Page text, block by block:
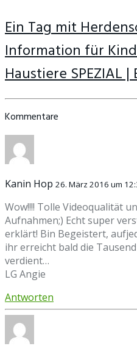
Ein Tag mit
Information für
Haustiere SPEZIAL |
Kommentare
Kanin Hop 26. März 2016 um
Wow!!!! Tolle Videoqualität
Aufnahmen;) Echt super
erklärt! Bin Begeistert,
ihr erreicht bald die
verdient…
LG Angie
Antworten